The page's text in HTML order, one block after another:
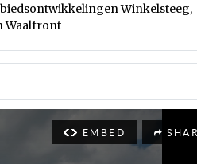
Winkelsteeg,
Waalfront